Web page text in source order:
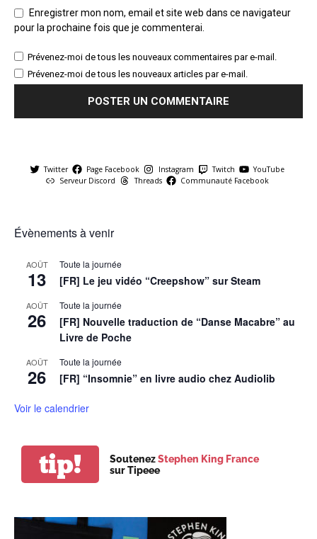
Enregistrer mon nom, email et site web dans ce navigateur
pour la prochaine fois que je commenterai.
Prévenez-moi de tous les nouveaux commentaires par e-mail.
Prévenez-moi de tous les nouveaux articles par e-mail.
Twitter Page Facebook Instagram Twitch
YouTube
Serveur Discord
Threads Communauté Facebook
Évènements à venir
AOÛT
13
Toute la journée
[FR] Le jeu vidéo “Creepshow” sur Steam
AOÛT
26
Toute la journée
[FR] Nouvelle traduction de “Danse Macabre” au
Livre de Poche
AOÛT
26
Toute la journée
[FR] “Insomnie” en livre audio chez Audiolib
Voir le calendrier
tip! SoutenezStephen King France
sur Tipeee